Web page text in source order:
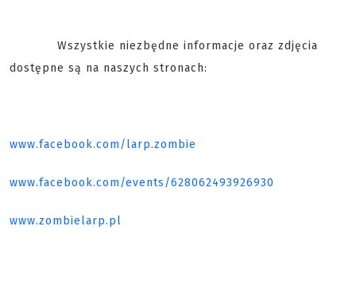
Wszystkie niezbędne informacje oraz zdjęcia
dostępne są na naszych stronach:
www.facebook.com/larp.zombie
www.facebook.com/events/628062493926930
www.zombielarp.pl